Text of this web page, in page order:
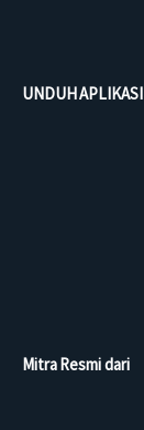
UNDUH APLIKASI
Mitra Resmi dari